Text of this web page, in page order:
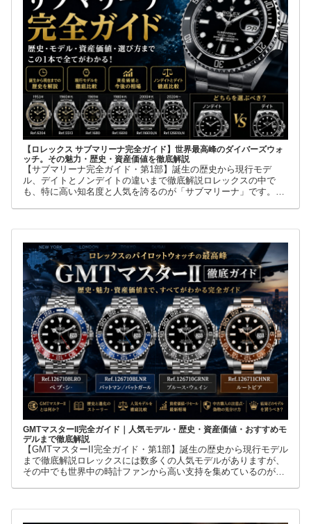
【ロレックス サブマリーナ完全ガイド】世界最高峰のダイバーズウォ
ッチ。その魅力・歴史・資産価値を徹底解説
【サブマリーナ完全ガイド・第1部】誕生の歴史から現行モデ
ル、デイトとノンデイトの違いまで徹底解説ロレックスの中で
も、特に高い知名度と人気を誇るのが「サブマリーナ」です。高
GMTマスターII完全ガイド｜人気モデル・歴史・資産価値・おすすめモ
デルまで徹底解説
【GMTマスターII完全ガイド・第1部】誕生の歴史から現行モデル
まで徹底解説ロレックスには数多くの人気モデルがありますが、
その中でも世界中の時計ファンから高い支持を集めているのが